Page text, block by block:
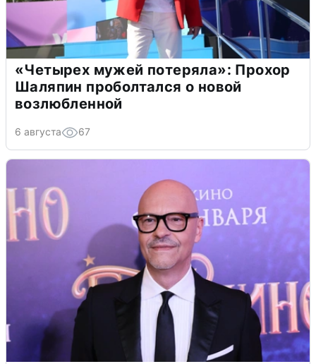
«Четырех мужей потеряла»: Прохор
Шаляпин проболтался о новой
возлюбленной
6 августа 67